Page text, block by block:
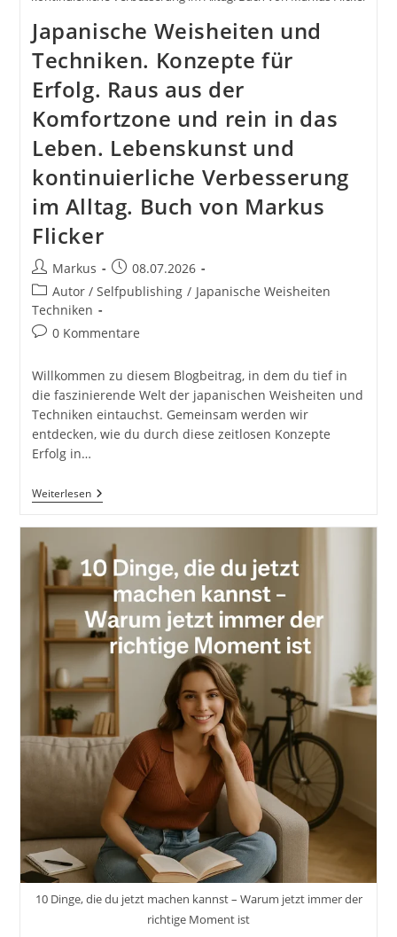
Japanische Weisheiten und
Techniken. Konzepte für
Erfolg. Raus aus der
Komfortzone und rein in das
Leben. Lebenskunst und
kontinuierliche Verbesserung
im Alltag. Buch von Markus
Flicker
Beitrags-
Autor:
Markus
Beitrag
veröffentlicht:
08.07.2026
Beitrags-
Kategorie:
Autor / Selfpublishing / Japanische Weisheiten
Techniken
Beitrags-
0 Kommentare
Willkommen zu diesem Blogbeitrag, in dem du tief in
die faszinierende Welt der japanischen Weisheiten und
Techniken eintauchst. Gemeinsam werden wir
entdecken, wie du durch diese zeitlosen Konzepte
Erfolg in…
WeiterlesenJapanische
Weisheiten
Konzepte
Für
Erfolg.
Raus
Aus
Der
Komfortzone
Und
Rein
In
Das
Leben.
Lebenskunst
Und
Kontinuierliche
Verbesserung
Im
Alltag.
Markus
Flicker
10 Dinge, die du jetzt machen kannst – Warum jetzt immer der
richtige Moment ist